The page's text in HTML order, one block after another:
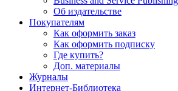
Об издательстве
Покупателям
Как оформить заказ
Как оформить подписку
Где купить?
Доп. материалы
Журналы
Интернет-Библиотека